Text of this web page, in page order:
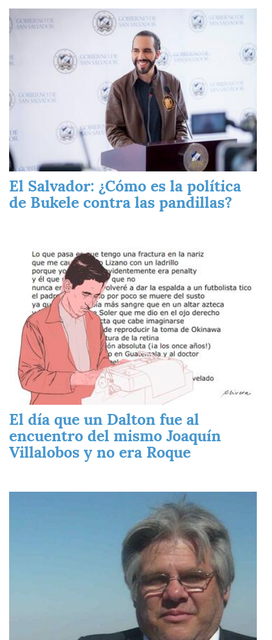
El Salvador: ¿Cómo es la política
de Bukele contra las pandillas?
El día que un Dalton fue al
encuentro del mismo Joaquín
Villalobos y no era Roque